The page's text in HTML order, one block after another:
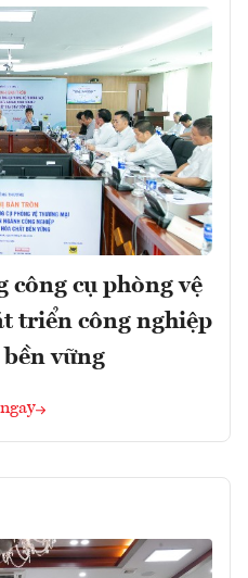
công cụ phòng vệ
triển công nghiệp
vững